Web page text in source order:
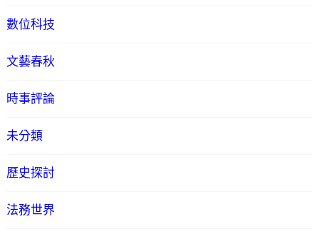
數位科技
文藝春秋
時事評論
未分類
歷史探討
法務世界